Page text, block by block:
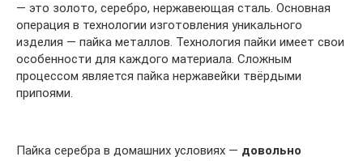
— это золото, серебро, нержавеющая сталь. Основная
операция в технологии изготовления уникального
изделия — пайка металлов. Технология пайки имеет свои
особенности для каждого материала. Сложным
процессом является пайка нержавейки твёрдыми
припоями.
Пайка серебра в домашних условиях — довольно